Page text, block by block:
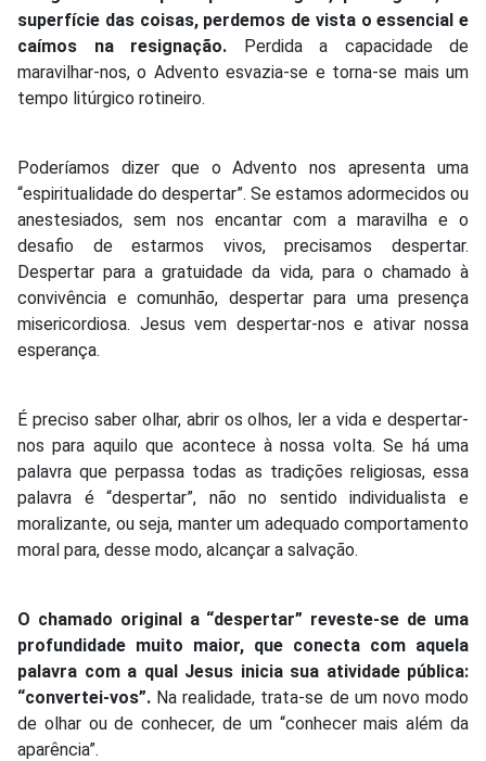
superfície das coisas, perdemos de vista o essencial e
caímos na resignação. Perdida a capacidade de
maravilhar-nos, o Advento esvazia-se e torna-se mais um
tempo litúrgico rotineiro.
Poderíamos dizer que o Advento nos apresenta uma
“espiritualidade do despertar”. Se estamos adormecidos ou
anestesiados, sem nos encantar com a maravilha e o
desafio de estarmos vivos, precisamos despertar.
Despertar para a gratuidade da vida, para o chamado à
convivência e comunhão, despertar para uma presença
misericordiosa. Jesus vem despertar-nos e ativar nossa
esperança.
É preciso saber olhar, abrir os olhos, ler a vida e despertar-
nos para aquilo que acontece à nossa volta. Se há uma
palavra que perpassa todas as tradições religiosas, essa
palavra é “despertar”, não no sentido individualista e
moralizante, ou seja, manter um adequado comportamento
moral para, desse modo, alcançar a salvação.
O chamado original a “despertar” reveste-se de uma
profundidade muito maior, que conecta com aquela
palavra com a qual Jesus inicia sua atividade pública:
“convertei-vos”. Na realidade, trata-se de um novo modo
de olhar ou de conhecer, de um “conhecer mais além da
aparência”.